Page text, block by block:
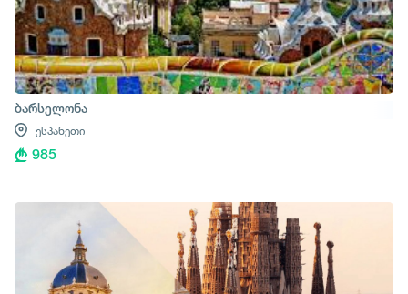
ბარსელონა
ესპანეთი
985